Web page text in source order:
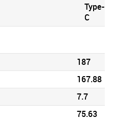
Type-
C
187
167.88
7.7
75.63